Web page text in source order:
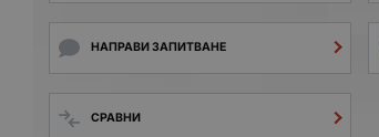
НАПРАВИ ЗАПИТВАНЕ
СРАВНИ